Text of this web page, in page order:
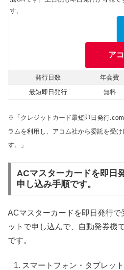
す。
ア
発行日数 年会費
最短即日発行
無料
※「クレジットカード最短即日発行
ラムを利用し、アコム社から委託を受
す。」
ACマスターカードを即日
申し込み手順です。
ACマスターカードを即日発行で
ットで申し込んで、自動発券機
です。
スマートフォン・タブレッ